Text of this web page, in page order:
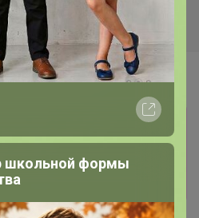
клуба
школьной формы